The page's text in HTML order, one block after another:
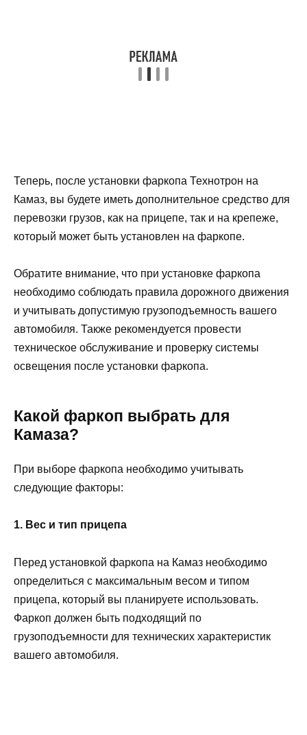
Теперь, после установки фаркопа Технотрон на
Камаз, вы будете иметь дополнительное средство для
перевозки грузов, как на прицепе, так и на крепеже,
который может быть установлен на фаркопе.
Обратите внимание, что при установке фаркопа
необходимо соблюдать правила дорожного движения
и учитывать допустимую грузоподъемность вашего
автомобиля. Также рекомендуется провести
техническое обслуживание и проверку системы
освещения после установки фаркопа.
Какой фаркоп выбрать для
Камаза?
При выборе фаркопа необходимо учитывать
следующие факторы:
1. Вес и тип прицепа
Перед установкой фаркопа на Камаз необходимо
определиться с максимальным весом и типом
прицепа, который вы планируете использовать.
Фаркоп должен быть подходящий по
грузоподъемности для технических характеристик
вашего автомобиля.